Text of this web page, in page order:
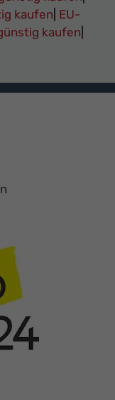
kaufen EU-
kaufen